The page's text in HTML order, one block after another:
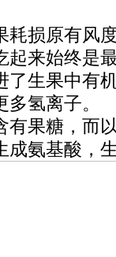
损原有风度
起来始终是
了生果中有
氢离子。
有果糖，而
成氨基酸，